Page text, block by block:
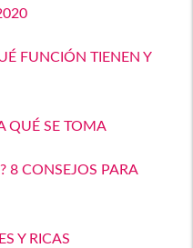
FUNCIÓN TIENEN Y
QUÉ SE TOMA
8 CONSEJOS PARA
Y RICAS